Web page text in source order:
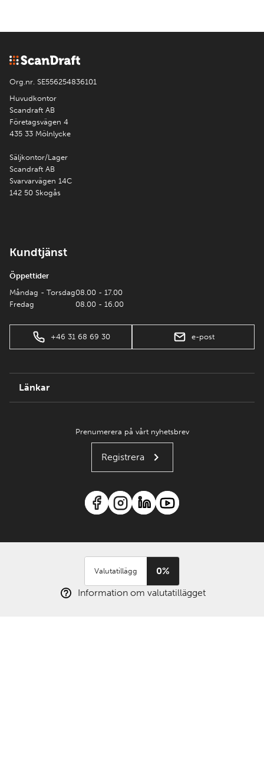
Org.nr. SE556254836101
Huvudkontor
Scandraft AB
Företagsvägen 4
435 33 Mölnlycke
Säljkontor/Lager
Scandraft AB
Svarvarvägen 14C
142 50 Skogås
Kundtjänst
Öppettider
Måndag - Torsdag
Fredag
08.00 - 17.00
08.00 - 16.00
+46 31 68 69 30 e-post
Länkar
Prenumerera på vårt nyhetsbrev
Registrera
Valutatillägg
0%
Information om valutatillägget